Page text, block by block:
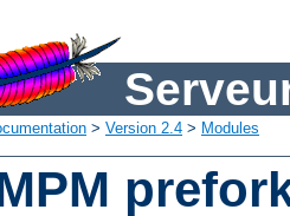
> Version 2.4 > Modules